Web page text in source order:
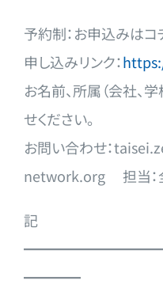
予約制：お申込みはコ
申し込みリンク：
お名前、所属（会社、
せください。
お問い合わせ：
network.org 担当：全
記
━━━━